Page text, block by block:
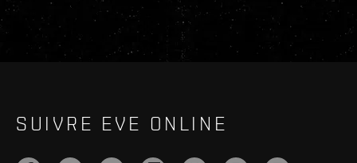
SUIVRE EVE ONLINE